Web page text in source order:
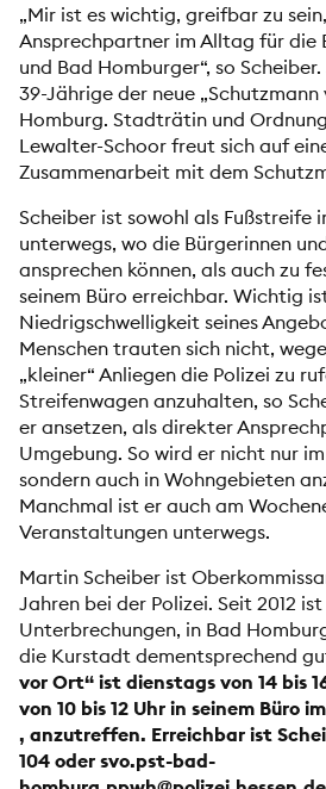
„Mir ist es wichtig, greifbar zu
Ansprechpartner im Alltag für die
und Bad Homburger“, so
39-Jährige der neue „Schutzmann
Homburg. Stadträtin und
Lewalter-Schoor freut sich auf
Zusammenarbeit mit dem
Scheiber ist sowohl als Fußstreife
unterwegs, wo die Bürgerinnen
ansprechen können, als auch zu
seinem Büro erreichbar. Wichtig
Niedrigschwelligkeit seines
Menschen trauten sich nicht,
„kleiner“ Anliegen die Polizei zu
Streifenwagen anzuhalten, so
er ansetzen, als direkter
Umgebung. So wird er nicht nur
sondern auch in Wohngebieten
Manchmal ist er auch am
Veranstaltungen unterwegs.
Martin Scheiber ist
Jahren bei der Polizei. Seit 2012
Unterbrechungen, in Bad
die Kurstadt dementsprechend
vor Ort“ ist dienstags von 14 bis
von 10 bis 12 Uhr in seinem Büro
, anzutreffen. Erreichbar ist
104 oder svo.pst-bad-